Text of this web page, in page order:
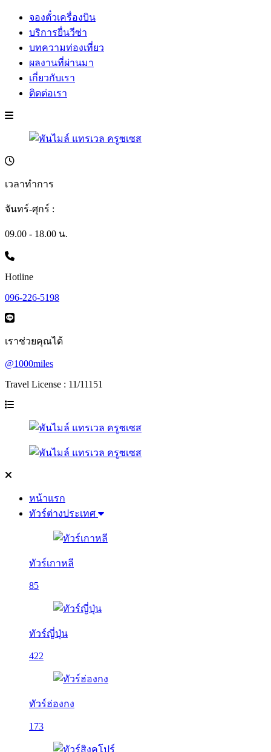
จองตั๋วเครื่องบิน
บริการยื่นวีซ่า
บทความท่องเที่ยว
ผลงานที่ผ่านมา
เกี่ยวกับเรา
ติดต่อเรา
เวลาทำการ
จันทร์-ศุกร์ :
09.00 - 18.00 น.
Hotline
096-226-5198
เราช่วยคุณได้
@1000miles
Travel License : 11/11151
หน้าแรก
ทัวร์ต่างประเทศ
ทัวร์เกาหลี
85
ทัวร์ญี่ปุ่น
422
ทัวร์ฮ่องกง
173